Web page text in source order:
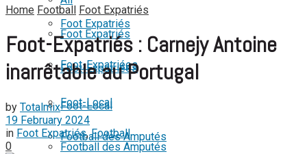
Foot Expatriés
Foot-Expatriées
Foot-Local
Football des Amputés
Foot Expatriés
Foot-Expatriées
Foot-Local
Football des Amputés
View All Result
Home Football Foot Expatriés
Foot-Expatriés : Carnejy Antoine
inarrêtable au Portugal
by Totalmix
19 February 2024
in Foot Expatriés,Football
0